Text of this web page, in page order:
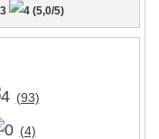
(5,0/5)
(93)
(4)